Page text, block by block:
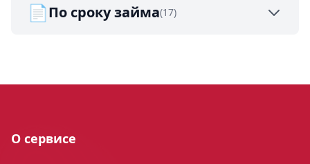
📄По сроку займа(17)
О сервисе